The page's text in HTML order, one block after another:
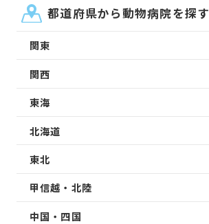
都道府県から動物病院を探す
関東
関西
東海
北海道
東北
甲信越・北陸
中国・四国